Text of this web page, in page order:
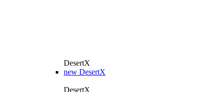
DesertX
new DesertX
DesertX